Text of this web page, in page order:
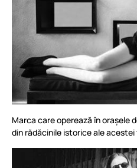
Marca care operează în orașele
din rădăcinile istorice ale acestei